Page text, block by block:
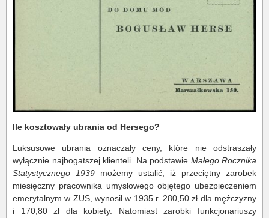
Ile kosztowały ubrania od Hersego?
Luksusowe ubrania oznaczały ceny, które nie odstraszały
wyłącznie najbogatszej klienteli. Na podstawie Małego Rocznika
Statystycznego 1939 możemy ustalić, iż przeciętny zarobek
miesięczny pracownika umysłowego objętego ubezpieczeniem
emerytalnym w ZUS, wynosił w 1935 r. 280,50 zł dla mężczyzny
i 170,80 zł dla kobiety. Natomiast zarobki funkcjonariuszy